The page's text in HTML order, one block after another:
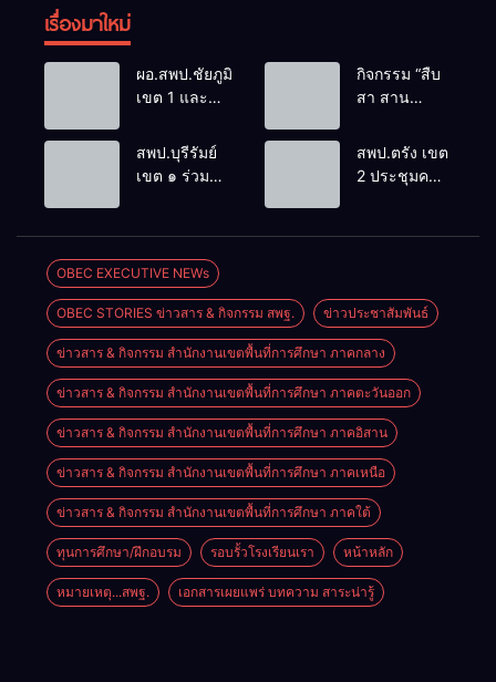
เรื่องมาใหม่
ผอ.สพป.ชัยภูมิ
เขต 1 และ
ประชุม
สัมมนาทาง
นำการศึกษา
ไทยสู่อนาคต”
ประจำเขต
ตรวจราชการ
ที่ 13
กิจกรรม “สืบ
สา สาน
ล้านนาวิถี สู่
โลกแห่งการ
เรียนรู้”
สันพระเนตร
สพป.บุรีรัมย์
เขต ๑ ร่วม
นำการศึกษา
ไทยสู่อนาคต”
เขตตรวจ
ราชการที่ ๑๓
สพป.ตรัง เขต
2 ประชุมคณะ
2569
OBEC EXECUTIVE NEWs
OBEC STORIES ข่าวสาร & กิจกรรม สพฐ. ข่าวประชาสัมพันธ์
ข่าวสาร & กิจกรรม สำนักงานเขตพื้นที่การศึกษา ภาคกลาง
ข่าวสาร & กิจกรรม สำนักงานเขตพื้นที่การศึกษา ภาคตะวันออก
ข่าวสาร & กิจกรรม สำนักงานเขตพื้นที่การศึกษา ภาคอิสาน
ข่าวสาร & กิจกรรม สำนักงานเขตพื้นที่การศึกษา ภาคเหนือ
ข่าวสาร & กิจกรรม สำนักงานเขตพื้นที่การศึกษา ภาคใต้
ทุนการศึกษา/ฝึกอบรม รอบรั้วโรงเรียนเรา หน้าหลัก
หมายเหตุ...สพฐ. เอกสารเผยแพร่ บทความ สาระน่ารู้